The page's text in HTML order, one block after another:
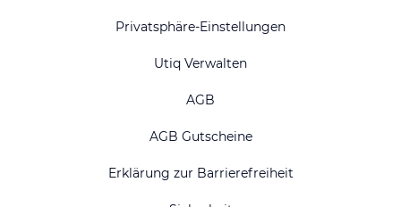
Privatsphäre-Einstellungen
Utiq Verwalten
AGB
AGB Gutscheine
Erklärung zur Barrierefreiheit